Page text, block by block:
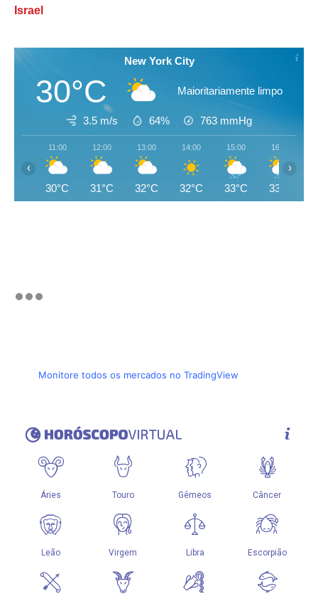
Israel
New York City
30°C Maioritariamente limpo
3.5 m/s 64% 763 mmHg
11:00
30°C
12:00
31°C
13:00
32°C
14:00
32°C
15:00
33°C
16:00
33°C
‹ ›
Monitore todos os mercados no TradingView